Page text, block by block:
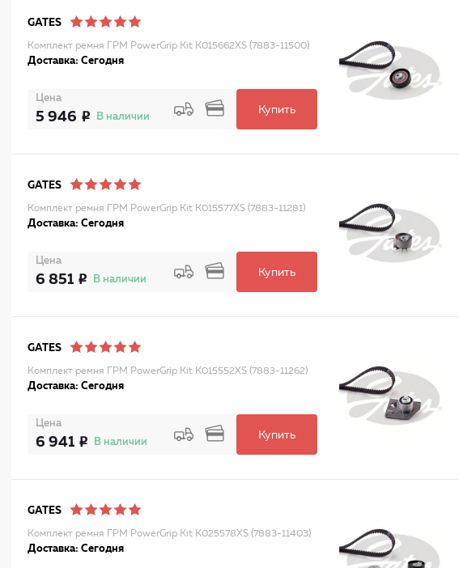
GATES
Комплект ремня ГРМ PowerGrip Kit K015662XS (7883-11500)
Доставка: Сегодня
Цена
5 946 В наличии
Купить
GATES
Комплект ремня ГРМ PowerGrip Kit K015577XS (7883-11281)
Доставка: Сегодня
Цена
6 851 В наличии
Купить
GATES
Комплект ремня ГРМ PowerGrip Kit K015552XS (7883-11262)
Доставка: Сегодня
Цена
6 941 В наличии
Купить
GATES
Комплект ремня ГРМ PowerGrip Kit K025578XS (7883-11403)
Доставка: Сегодня